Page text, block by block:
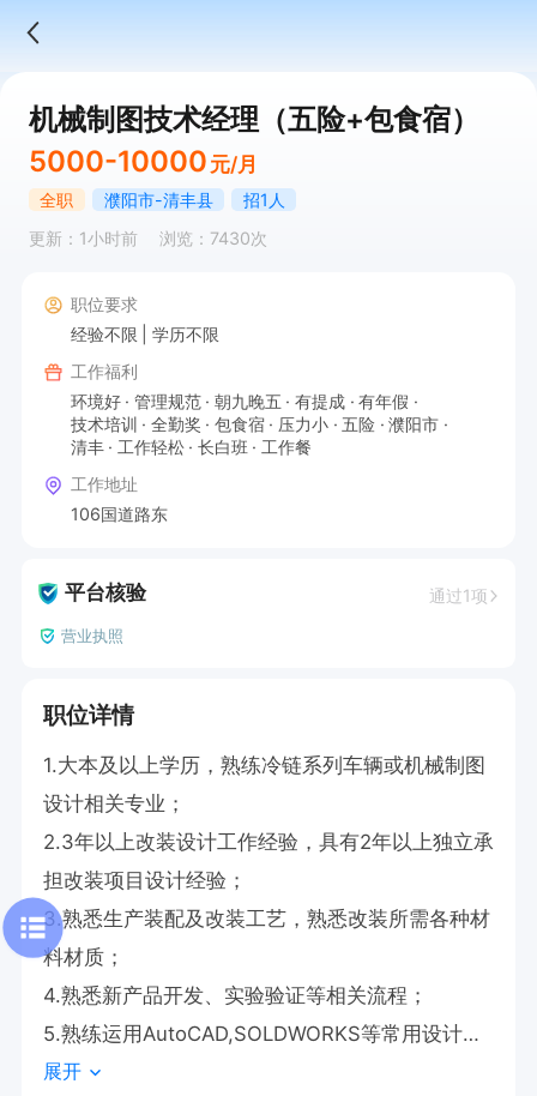
机械制图技术经理（五险+包食宿）
5000-10000 元/月
全职 濮阳市-清丰县
招1人
更新：1小时前
浏览：7430次
职位要求
经验不限
学历不限
工作福利
环境好
管理规范 朝九晚五 有提成
有年假
技术培训
全勤奖 包食宿 压力小 五险
濮阳市
清丰
工作轻松 长白班
工作餐
工作地址
106国道路东
平台核验 通过1项
营业执照
职位详情
1.大本及以上学历，熟练冷链系列车辆或机械制图
设计相关专业；
2.3年以上改装设计工作经验，具有2年以上独立承
担改装项目设计经验；
3.熟悉生产装配及改装工艺，熟悉改装所需各种材
料材质；
4.熟悉新产品开发、实验验证等相关流程；
5.熟练运用AutoCAD,SOLDWORKS等常用设计软
件；
展开